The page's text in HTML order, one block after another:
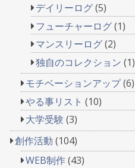
デイリーログ(5)
フューチャーログ(1)
マンスリーログ(2)
独自のコレクション (1)
モチベーションアップ(6)
やる事リスト (10)
大学受験 (3)
創作活動 (104)
WEB制作(43)